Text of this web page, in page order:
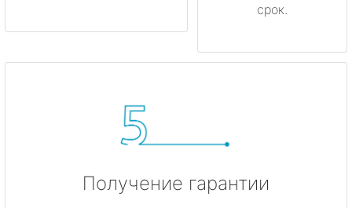
Новая Ладога
срок.
Получение гарантии